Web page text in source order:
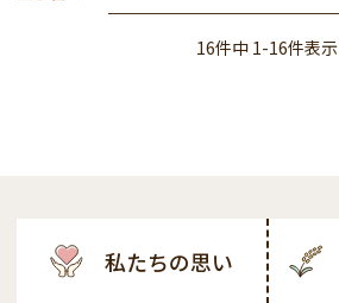
16件中 1-16件表示
私たちの思い